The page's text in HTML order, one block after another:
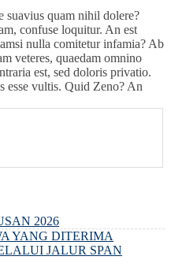
suavius quam nihil dolere?
confuse loquitur. An est
nulla comitetur infamia? Ab
veteres, quaedam omnino
est, sed doloris privatio.
esse vultis. Quid Zeno? An
2026
YANG DITERIMA
JALUR SPAN